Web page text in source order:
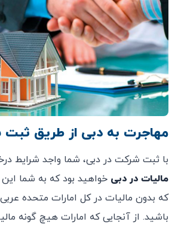
مهاجرت به دبی از طریق
با ثبت شرکت در دبی، شما واجد شرایط
مالیات در دبی خواهید بود که به شما
که بدون مالیات در کل امارات متحده
باشید. از آنجایی که امارات هیچ گونه